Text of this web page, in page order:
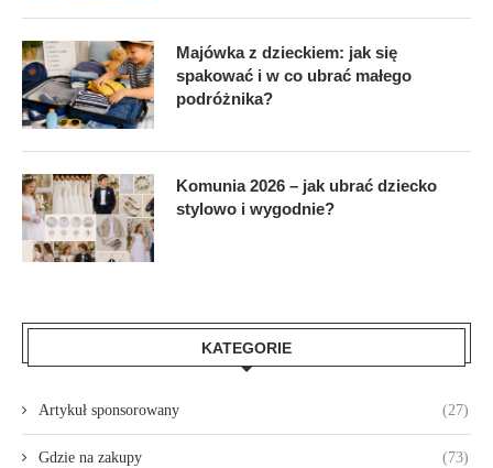
Majówka z dzieckiem: jak się
spakować i w co ubrać małego
podróżnika?
Komunia 2026 – jak ubrać dziecko
stylowo i wygodnie?
KATEGORIE
Artykuł sponsorowany (27)
Gdzie na zakupy (73)